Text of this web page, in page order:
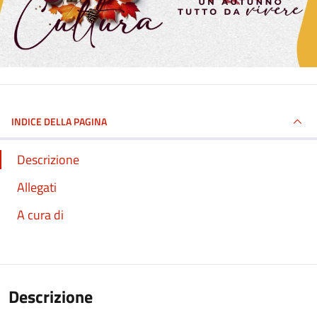
INDICE DELLA PAGINA
Descrizione
Allegati
A cura di
Descrizione